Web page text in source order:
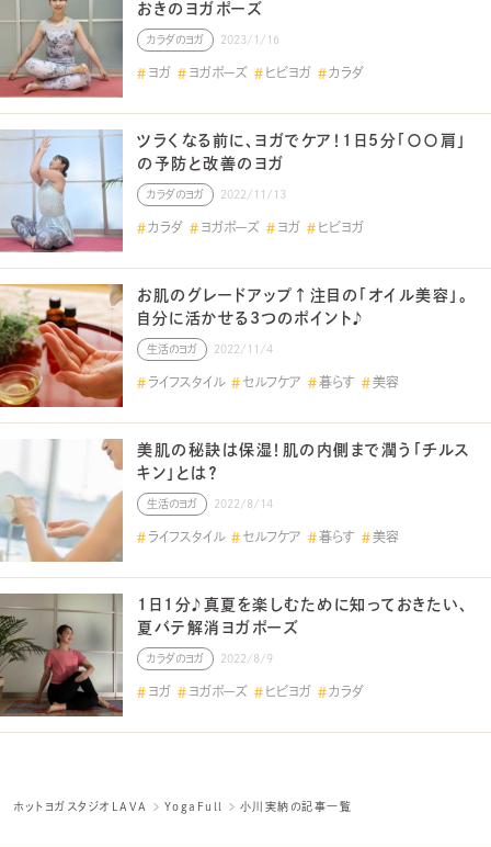
おきのヨガポーズ
カラダのヨガ 2023/1/16
ヨガ ヨガポーズ ヒビヨガ カラダ
ツラくなる前に、ヨガでケア！1日5分「〇〇肩」
の予防と改善のヨガ
カラダのヨガ 2022/11/13
カラダ ヨガポーズ ヨガ ヒビヨガ
お肌のグレードアップ↑注目の「オイル美容」。
自分に活かせる3つのポイント♪
生活のヨガ 2022/11/4
ライフスタイル セルフケア 暮らす 美容
美肌の秘訣は保湿！肌の内側まで潤う「チルス
キン」とは？
生活のヨガ 2022/8/14
ライフスタイル セルフケア 暮らす 美容
1日1分♪真夏を楽しむために知っておきたい、
夏バテ解消ヨガポーズ
カラダのヨガ 2022/8/9
ヨガ ヨガポーズ ヒビヨガ カラダ
ホットヨガスタジオLAVA YogaFull 小川実納の記事一覧